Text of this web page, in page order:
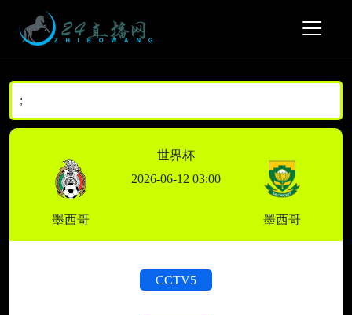
;
墨西哥
世界杯
2026-06-12 03:00
墨西哥
CCTV5